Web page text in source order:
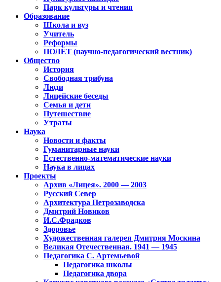
Парк культуры и чтения
Образование
Школа и вуз
Учитель
Реформы
ПОЛЁТ (научно-педагогический вестник)
Общество
История
Свободная трибуна
Люди
Лицейские беседы
Семья и дети
Путешествие
Утраты
Наука
Новости и факты
Гуманитарные науки
Естественно-математические науки
Наука в лицах
Проекты
Архив «Лицея». 2000 — 2003
Русский Север
Архитектура Петрозаводска
Дмитрий Новиков
И.С.Фрадков
Здоровье
Художественная галерея Дмитрия Москина
Великая Отечественная. 1941 — 1945
Педагогика С. Артемьевой
Педагогика школы
Педагогика двора